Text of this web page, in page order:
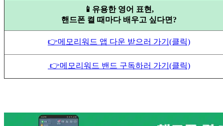
📱유용한 영어 표현,
핸드폰 켤 때마다 배우고 싶다면?
👉메모리워드 앱 다운 받으러 가기(클릭)
👉메모리워드 밴드 구독하러 가기(클릭)